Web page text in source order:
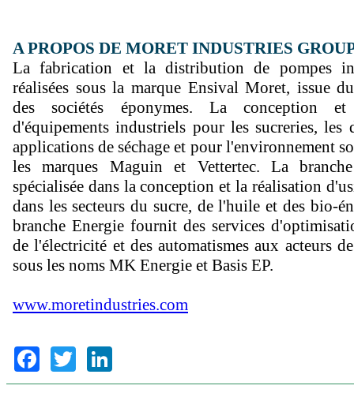
A PROPOS DE MORET INDUSTRIES
La fabrication et la distribution de pompes
réalisées sous la marque Ensival Moret, issue
des sociétés éponymes. La conception
d'équipements industriels pour les sucreries, les
applications de séchage et pour l'environnement
les marques Maguin et Vettertec. La
spécialisée dans la conception et la réalisation
dans les secteurs du sucre, de l'huile et des bio-
branche Energie fournit des services
de l'électricité et des automatismes aux acteurs
sous les noms MK Energie et Basis EP.
www.moretindustries.com
FacebookTwitter